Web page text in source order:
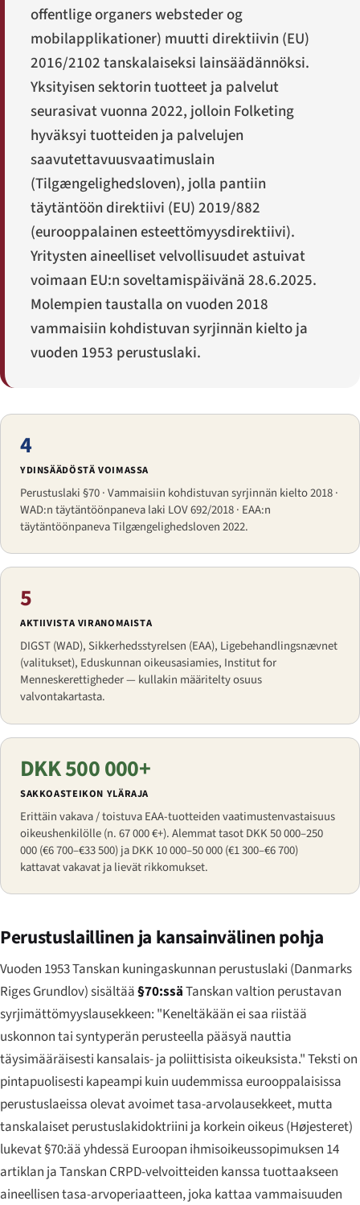
offentlige organers websteder og
mobilapplikationer) muutti direktiivin (EU)
2016/2102 tanskalaiseksi lainsäädännöksi.
Yksityisen sektorin tuotteet ja palvelut
seurasivat vuonna 2022, jolloin Folketing
hyväksyi tuotteiden ja palvelujen
saavutettavuusvaatimuslain
(Tilgængelighedsloven), jolla pantiin
täytäntöön direktiivi (EU) 2019/882
(eurooppalainen esteettömyysdirektiivi).
Yritysten aineelliset velvollisuudet astuivat
voimaan EU:n soveltamispäivänä 28.6.2025.
Molempien taustalla on vuoden 2018
vammaisiin kohdistuvan syrjinnän kielto ja
vuoden 1953 perustuslaki.
4
YDINSÄÄDÖSTÄ VOIMASSA
Perustuslaki §70 · Vammaisiin kohdistuvan syrjinnän kielto 2018 ·
WAD:n täytäntöönpaneva laki LOV 692/2018 · EAA:n
täytäntöönpaneva Tilgængelighedsloven 2022.
5
AKTIIVISTA VIRANOMAISTA
DIGST (WAD), Sikkerhedsstyrelsen (EAA), Ligebehandlingsnævnet
(valitukset), Eduskunnan oikeusasiamies, Institut for
Menneskerettigheder — kullakin määritelty osuus
valvontakartasta.
DKK 500 000+
SAKKOASTEIKON YLÄRAJA
Erittäin vakava / toistuva EAA-tuotteiden vaatimustenvastaisuus
oikeushenkilölle (n. 67 000 €+). Alemmat tasot DKK 50 000–250
000 (€6 700–€33 500) ja DKK 10 000–50 000 (€1 300–€6 700)
kattavat vakavat ja lievät rikkomukset.
Perustuslaillinen ja kansainvälinen pohja
Vuoden 1953 Tanskan kuningaskunnan perustuslaki (Danmarks
Riges Grundlov) sisältää§70:ssäTanskan valtion perustavan
syrjimättömyyslausekkeen: "Keneltäkään ei saa riistää
uskonnon tai syntyperän perusteella pääsyä nauttia
täysimääräisesti kansalais- ja poliittisista oikeuksista." Teksti on
pintapuolisesti kapeampi kuin uudemmissa eurooppalaisissa
perustuslaeissa olevat avoimet tasa-arvolausekkeet, mutta
tanskalaiset perustuslakidoktriini ja korkein oikeus (Højesteret)
lukevat §70:ää yhdessä Euroopan ihmisoikeussopimuksen 14
artiklan ja Tanskan CRPD-velvoitteiden kanssa tuottaakseen
aineellisen tasa-arvoperiaat­teen, joka kattaa vammaisuuden